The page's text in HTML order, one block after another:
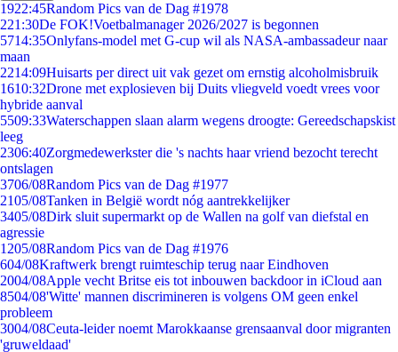
1922:45Random Pics van de Dag #1978
221:30De FOK!Voetbalmanager 2026/2027 is begonnen
5714:35Onlyfans-model met G-cup wil als NASA-ambassadeur naar
maan
2214:09Huisarts per direct uit vak gezet om ernstig alcoholmisbruik
1610:32Drone met explosieven bij Duits vliegveld voedt vrees voor
hybride aanval
5509:33Waterschappen slaan alarm wegens droogte: Gereedschapskist
leeg
2306:40Zorgmedewerkster die 's nachts haar vriend bezocht terecht
ontslagen
3706/08Random Pics van de Dag #1977
2105/08Tanken in België wordt nóg aantrekkelijker
3405/08Dirk sluit supermarkt op de Wallen na golf van diefstal en
agressie
1205/08Random Pics van de Dag #1976
604/08Kraftwerk brengt ruimteschip terug naar Eindhoven
2004/08Apple vecht Britse eis tot inbouwen backdoor in iCloud aan
8504/08'Witte' mannen discrimineren is volgens OM geen enkel
probleem
3004/08Ceuta-leider noemt Marokkaanse grensaanval door migranten
'gruweldaad'